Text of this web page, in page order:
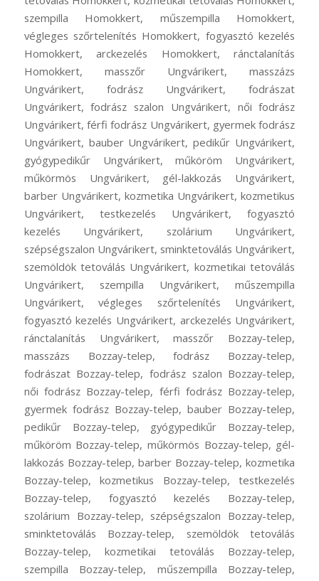
szempilla Homokkert, műszempilla Homokkert,
végleges szőrtelenítés Homokkert, fogyasztó kezelés
Homokkert, arckezelés Homokkert, ránctalanítás
Homokkert, masszőr Ungvárikert, masszázs
Ungvárikert, fodrász Ungvárikert, fodrászat
Ungvárikert, fodrász szalon Ungvárikert, női fodrász
Ungvárikert, férfi fodrász Ungvárikert, gyermek fodrász
Ungvárikert, bauber Ungvárikert, pedikűr Ungvárikert,
gyógypedikűr Ungvárikert, műköröm Ungvárikert,
műkörmös Ungvárikert, gél-lakkozás Ungvárikert,
barber Ungvárikert, kozmetika Ungvárikert, kozmetikus
Ungvárikert, testkezelés Ungvárikert, fogyasztó
kezelés Ungvárikert, szolárium Ungvárikert,
szépségszalon Ungvárikert, sminktetoválás Ungvárikert,
szemöldök tetoválás Ungvárikert, kozmetikai tetoválás
Ungvárikert, szempilla Ungvárikert, műszempilla
Ungvárikert, végleges szőrtelenítés Ungvárikert,
fogyasztó kezelés Ungvárikert, arckezelés Ungvárikert,
ránctalanítás Ungvárikert, masszőr Bozzay-telep,
masszázs Bozzay-telep, fodrász Bozzay-telep,
fodrászat Bozzay-telep, fodrász szalon Bozzay-telep,
női fodrász Bozzay-telep, férfi fodrász Bozzay-telep,
gyermek fodrász Bozzay-telep, bauber Bozzay-telep,
pedikűr Bozzay-telep, gyógypedikűr Bozzay-telep,
műköröm Bozzay-telep, műkörmös Bozzay-telep, gél-
lakkozás Bozzay-telep, barber Bozzay-telep, kozmetika
Bozzay-telep, kozmetikus Bozzay-telep, testkezelés
Bozzay-telep, fogyasztó kezelés Bozzay-telep,
szolárium Bozzay-telep, szépségszalon Bozzay-telep,
sminktetoválás Bozzay-telep, szemöldök tetoválás
Bozzay-telep, kozmetikai tetoválás Bozzay-telep,
szempilla Bozzay-telep, műszempilla Bozzay-telep,